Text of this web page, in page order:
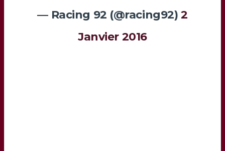
— Racing 92 (@racing92) 2
Janvier 2016